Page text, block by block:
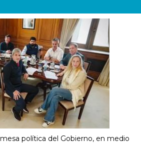
política del Gobierno, en medio